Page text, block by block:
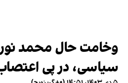
وخامت حال محمد
سیاسی، در پی